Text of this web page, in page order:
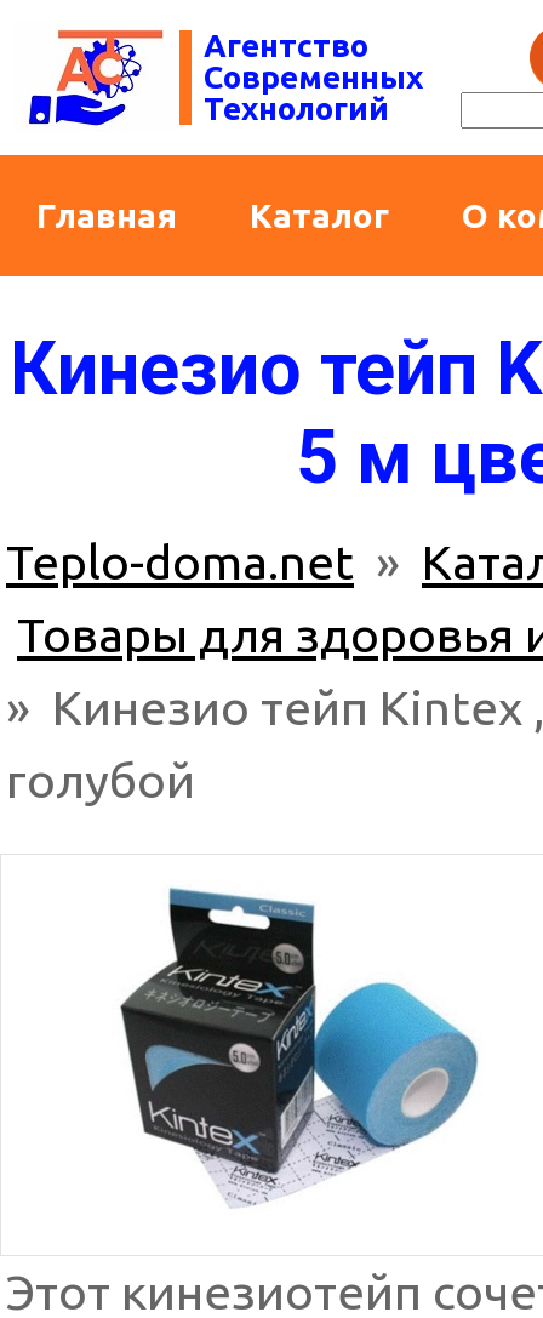
Агентство
Современных
Технологий
Главная Каталог О
Кинезио тейп
5 м
Teplo-doma.net »
Товары для здоровья
» Кинезио тейп Kintex
голубой
Этот кинезиотейп